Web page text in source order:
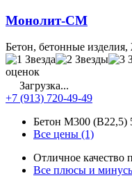
Монолит-СМ
Бетон, бетонные
оценок
Загрузка...
+7 (913) 720-49-49
Бетон М300 (В22,5)
Все цены (1)
Отличное
Все плюсы и